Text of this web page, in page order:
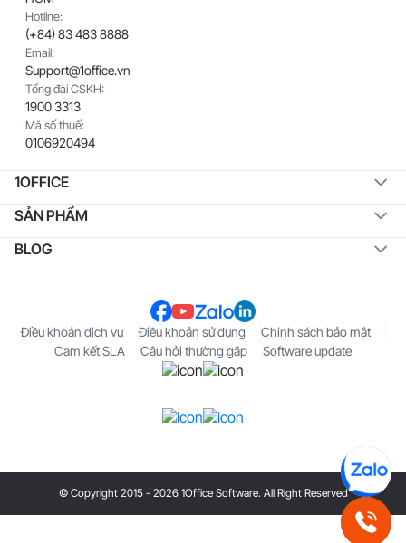
Hotline:
(+84) 83 483 8888
Email:
Support@1office.vn
Tổng đài CSKH:
1900 3313
Mã số thuế:
0106920494
1OFFICE
SẢN PHẨM
BLOG
Điều khoản dịch vụ Điều khoản sử dụng
Chính sách bảo mật
Cam kết SLA
Câu hỏi thường gặp Software update
© Copyright 2015 - 2026 1Office Software. All Right Reserved